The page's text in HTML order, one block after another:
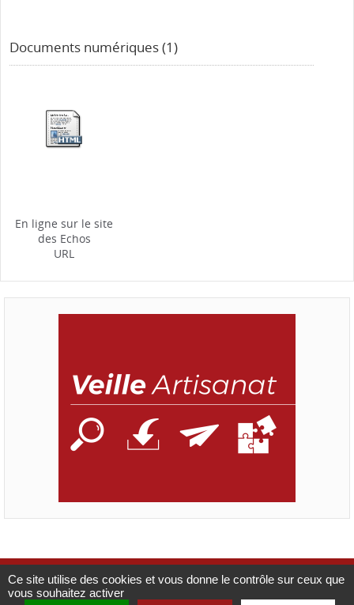
Documents numériques (1)
En ligne sur le site
des Echos
URL
Mentions légales Catalogue CMA France
Ce site utilise des cookies et vous donne le contrôle sur ceux que
vous souhaitez activer